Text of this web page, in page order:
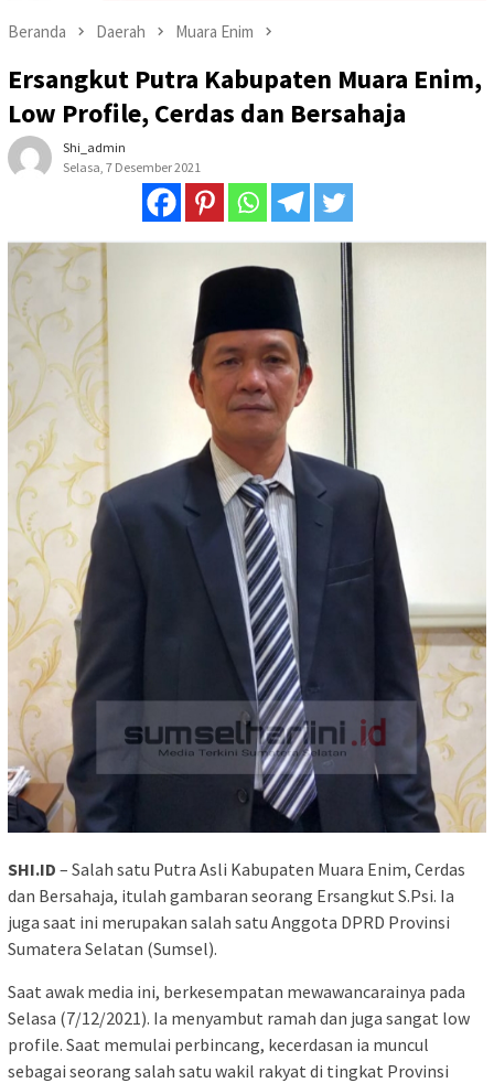
Beranda Daerah Muara Enim
Ersangkut Putra Kabupaten Muara Enim,
Low Profile, Cerdas dan Bersahaja
Shi_admin
Selasa, 7 Desember 2021
SHI.ID – Salah satu Putra Asli Kabupaten Muara Enim, Cerdas
dan Bersahaja, itulah gambaran seorang Ersangkut S.Psi. Ia
juga saat ini merupakan salah satu Anggota DPRD Provinsi
Sumatera Selatan (Sumsel).
Saat awak media ini, berkesempatan mewawancarainya pada
Selasa (7/12/2021). Ia menyambut ramah dan juga sangat low
profile. Saat memulai perbincang, kecerdasan ia muncul
sebagai seorang salah satu wakil rakyat di tingkat Provinsi